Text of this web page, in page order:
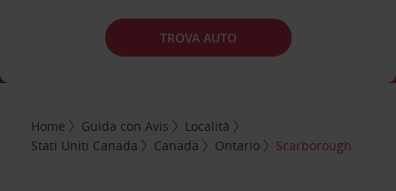
TROVA AUTO
Home Guida con Avis
Località
Stati Uniti Canada
Canada Ontario Scarborough